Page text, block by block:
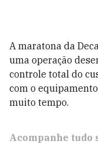
A maratona da
uma operação
controle total do
com o
muito tempo.
Acompanhe tudo